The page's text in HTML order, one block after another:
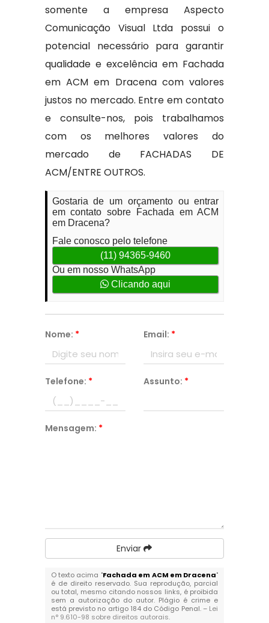
somente a empresa Aspecto
Comunicação Visual Ltda possui o
potencial necessário para garantir
qualidade e excelência em Fachada
em ACM em Dracena com valores
justos no mercado. Entre em contato
e consulte-nos, pois trabalhamos
com os melhores valores do
mercado de FACHADAS DE
ACM/ENTRE OUTROS.
Gostaria de um orçamento ou entrar
em contato sobre Fachada em ACM
em Dracena?
Fale conosco pelo telefone
(11) 94365-9460
Ou em nosso WhatsApp
Clicando aqui
Nome: * Email: *
Telefone: * Assunto: *
Mensagem: *
Enviar
O texto acima "Fachada em ACM em Dracena"
é de direito reservado. Sua reprodução, parcial
ou total, mesmo citando nossos links, é proibida
sem a autorização do autor. Plágio é crime e
está previsto no artigo 184 do Código Penal. – Lei
n° 9.610-98 sobre direitos autorais.